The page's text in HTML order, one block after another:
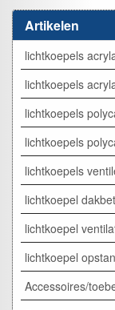
Artikelen
lichtkoepels
lichtkoepels
lichtkoepels
lichtkoepels
lichtkoepels
lichtkoepel
lichtkoepel
lichtkoepel
Accessoires/